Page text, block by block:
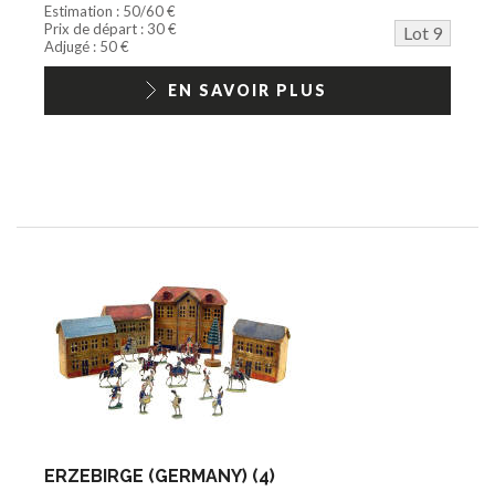
Estimation : 50/60 €
Prix de départ : 30 €
Lot 9
Adjugé : 50 €
EN SAVOIR PLUS
ERZEBIRGE (GERMANY) (4)